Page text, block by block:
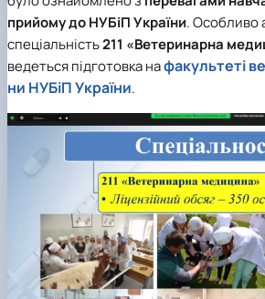
прийому до НУБіП України. Особливо
спеціальність211 «Ветеринарна
ведеться підготовка нафакультеті
ни НУБіП України.